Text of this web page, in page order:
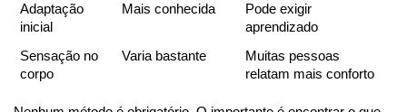
Adaptação
inicial
Mais conhecida
Pode exigir
aprendizado
Sensação no
corpo
Varia bastante
Muitas pessoas
relatam mais conforto